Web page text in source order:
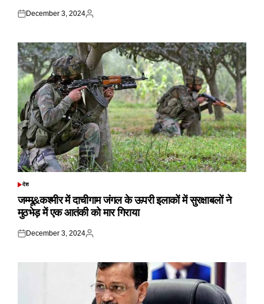
Posted
December 3, 2024
Posted
POSTED
देश
जम्मू&कश्मीर में दाचीगाम जंगल के ऊपरी इलाकों में सुरक्षाबलों ने
मुठभेड़ में एक आतंकी को मार गिराया
Posted
December 3, 2024
Posted